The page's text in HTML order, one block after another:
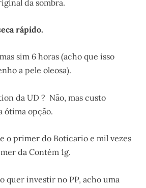
da sombra.
rápido.
sim 6 horas (acho que isso
a pele oleosa).
da UD ? Não, mas custo
ótima opção.
o primer do Boticario e mil vezes
da Contém 1g.
quer investir no PP, acho uma